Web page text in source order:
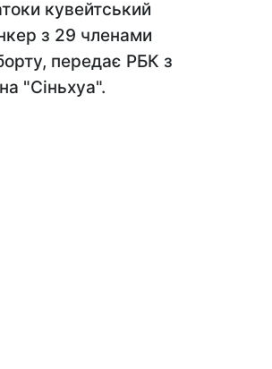
кувейтський
з 29 членами
передає РБК з
"Сіньхуа".